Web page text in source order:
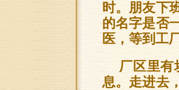
时。朋友下
的名字是否
医，等到工
厂区里有
息。走进去